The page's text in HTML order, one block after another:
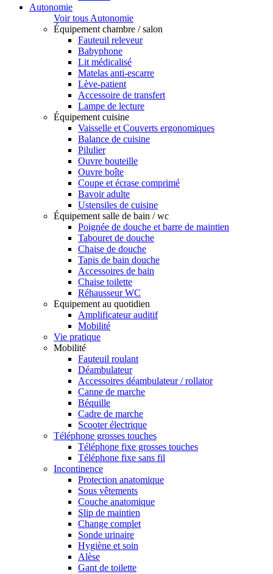
Autonomie
Voir tous Autonomie
Équipement chambre / salon
Fauteuil releveur
Babyphone
Lit médicalisé
Matelas anti-escarre
Lève-patient
Accessoire de transfert
Lampe de lecture
Équipement cuisine
Vaisselle et Couverts ergonomiques
Balance de cuisine
Pilulier
Ouvre bouteille
Ouvre boîte
Coupe et écrase comprimé
Bavoir adulte
Ustensiles de cuisine
Équipement salle de bain / wc
Poignée de douche et barre de maintien
Tabouret de douche
Chaise de douche
Tapis de bain douche
Accessoires de bain
Chaise toilette
Réhausseur WC
Equipement au quotidien
Amplificateur auditif
Mobilité
Vie pratique
Mobilité
Fauteuil roulant
Déambulateur
Accessoires déambulateur / rollator
Canne de marche
Béquille
Cadre de marche
Scooter électrique
Téléphone grosses touches
Téléphone fixe grosses touches
Téléphone fixe sans fil
Incontinence
Protection anatomique
Sous vêtements
Couche anatomique
Slip de maintien
Change complet
Sonde urinaire
Hygiène et soin
Alèse
Gant de toilette